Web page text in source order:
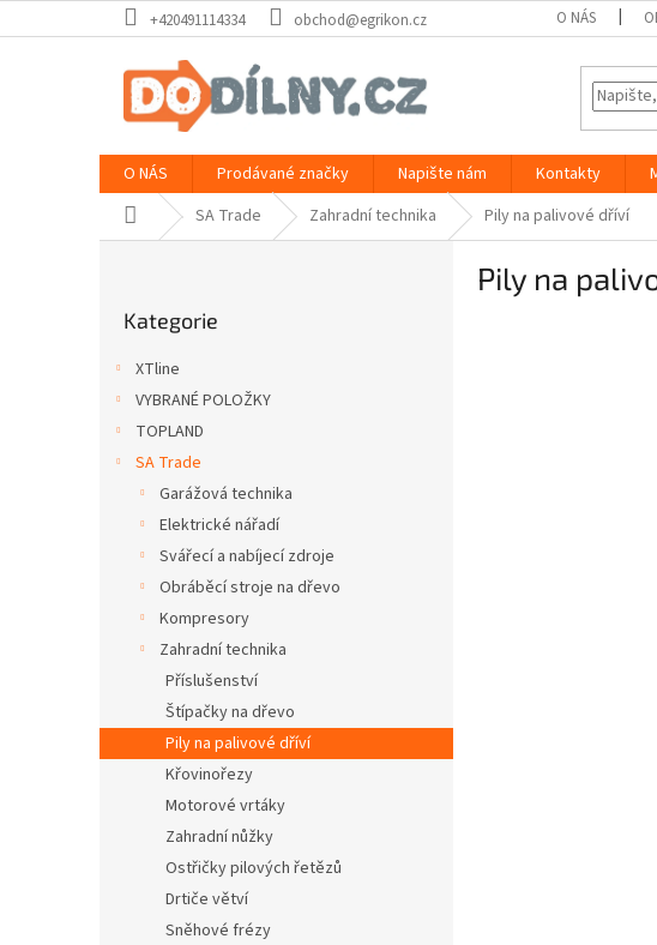
na
+420491114334 obchod@egrikon.cz O NÁS
O NÁS Prodávané značky Napište nám Kontakty
Domů SA Trade Zahradní technika Pily na palivové dříví
kategorie
Kategorie
XTline
VYBRANÉ POLOŽKY
TOPLAND
SA Trade
Garážová technika
Elektrické nářadí
Svářecí a nabíjecí zdroje
Obráběcí stroje na dřevo
Kompresory
Zahradní technika
Příslušenství
Štípačky na dřevo
Pily na palivové dříví
Křovinořezy
Motorové vrtáky
Zahradní nůžky
Ostřičky pilových řetězů
Drtiče větví
Sněhové frézy
Pily na